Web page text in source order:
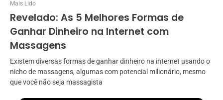
Mais Lido
Revelado: As 5 Melhores Formas de
Ganhar Dinheiro na Internet com
Massagens
Existem diversas formas de ganhar dinheiro na internet usando o
nicho de massagens, algumas com potencial milionário, mesmo
que você não seja massagista